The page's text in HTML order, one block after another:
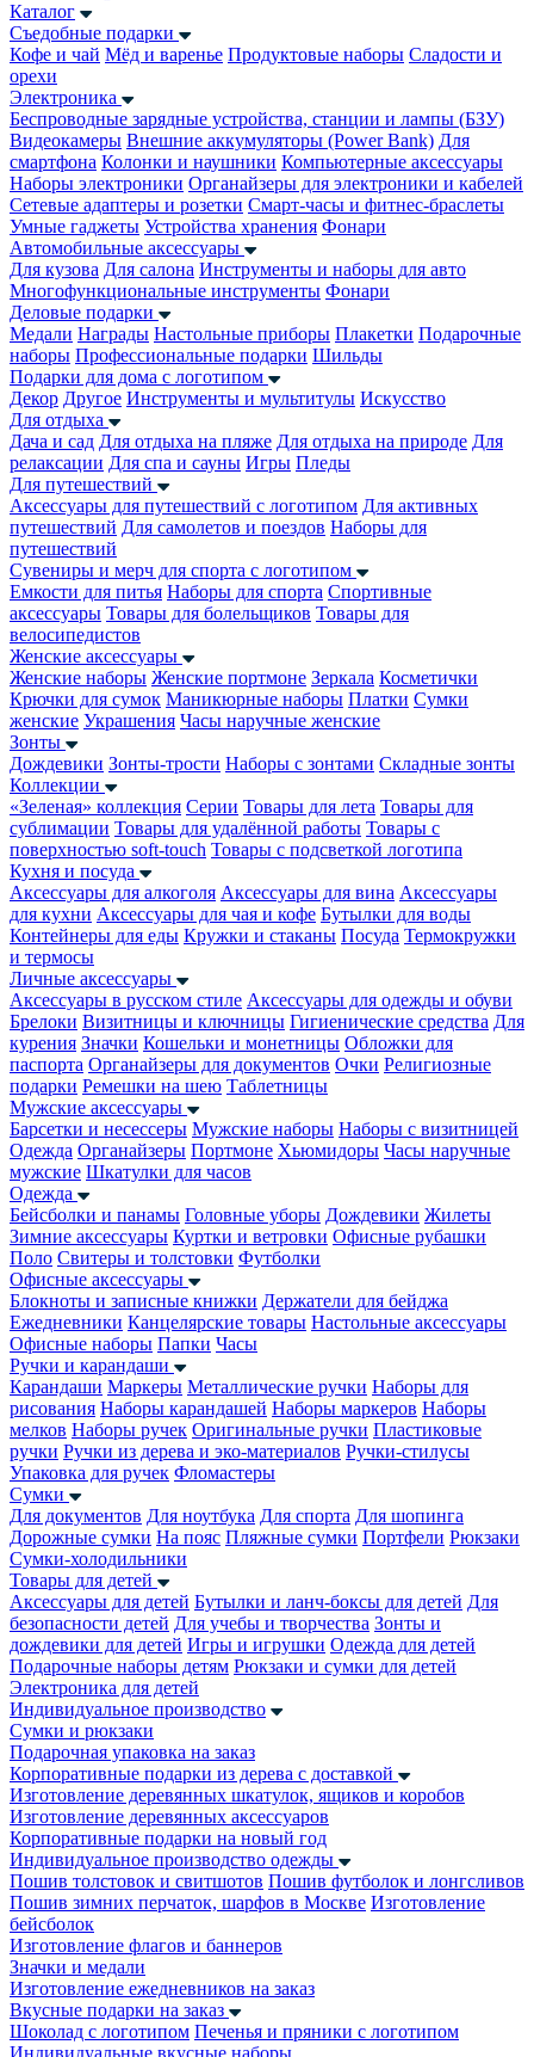
Каталог
Съедобные подарки
Кофе и чай Мёд и варенье Продуктовые наборы Сладости и
орехи
Электроника
Беспроводные зарядные устройства, станции и лампы (БЗУ)
Видеокамеры Внешние аккумуляторы (Power Bank) Для
смартфона Колонки и наушники Компьютерные аксессуары
Наборы электроники Органайзеры для электроники и кабелей
Сетевые адаптеры и розетки Смарт-часы и фитнес-браслеты
Умные гаджеты Устройства хранения Фонари
Автомобильные аксессуары
Для кузова Для салона Инструменты и наборы для авто
Многофункциональные инструменты Фонари
Деловые подарки
Медали Награды Настольные приборы Плакетки Подарочные
наборы Профессиональные подарки Шильды
Подарки для дома с логотипом
Декор Другое Инструменты и мультитулы Искусство
Для отдыха
Дача и сад Для отдыха на пляже Для отдыха на природе Для
релаксации Для спа и сауны Игры Пледы
Для путешествий
Аксессуары для путешествий с логотипом Для активных
путешествий Для самолетов и поездов Наборы для
путешествий
Сувениры и мерч для спорта с логотипом
Емкости для питья Наборы для спорта Спортивные
аксессуары Товары для болельщиков Товары для
велосипедистов
Женские аксессуары
Женские наборы Женские портмоне Зеркала Косметички
Крючки для сумок Маникюрные наборы Платки Сумки
женские Украшения Часы наручные женские
Зонты
Дождевики Зонты-трости Наборы с зонтами Складные зонты
Коллекции
«Зеленая» коллекция Серии Товары для лета Товары для
сублимации Товары для удалённой работы Товары с
поверхностью soft-touch Товары с подсветкой логотипа
Кухня и посуда
Аксессуары для алкоголя Аксессуары для вина Аксессуары
для кухни Аксессуары для чая и кофе Бутылки для воды
Контейнеры для еды Кружки и стаканы Посуда Термокружки
и термосы
Личные аксессуары
Аксессуары в русском стиле Аксессуары для одежды и обуви
Брелоки Визитницы и ключницы Гигиенические средства Для
курения Значки Кошельки и монетницы Обложки для
паспорта Органайзеры для документов Очки Религиозные
подарки Ремешки на шею Таблетницы
Мужские аксессуары
Барсетки и несессеры Мужские наборы Наборы с визитницей
Одежда Органайзеры Портмоне Хьюмидоры Часы наручные
мужские Шкатулки для часов
Одежда
Бейсболки и панамы Головные уборы Дождевики Жилеты
Зимние аксессуары Куртки и ветровки Офисные рубашки
Поло Свитеры и толстовки Футболки
Офисные аксессуары
Блокноты и записные книжки Держатели для бейджа
Ежедневники Канцелярские товары Настольные аксессуары
Офисные наборы Папки Часы
Ручки и карандаши
Карандаши Маркеры Металлические ручки Наборы для
рисования Наборы карандашей Наборы маркеров Наборы
мелков Наборы ручек Оригинальные ручки Пластиковые
ручки Ручки из дерева и эко-материалов Ручки-стилусы
Упаковка для ручек Фломастеры
Сумки
Для документов Для ноутбука Для спорта Для шопинга
Дорожные сумки На пояс Пляжные сумки Портфели Рюкзаки
Сумки-холодильники
Товары для детей
Аксессуары для детей Бутылки и ланч-боксы для детей Для
безопасности детей Для учебы и творчества Зонты и
дождевики для детей Игры и игрушки Одежда для детей
Подарочные наборы детям Рюкзаки и сумки для детей
Электроника для детей
Индивидуальное производство
Сумки и рюкзаки
Подарочная упаковка на заказ
Корпоративные подарки из дерева с доставкой
Изготовление деревянных шкатулок, ящиков и коробов
Изготовление деревянных аксессуаров
Корпоративные подарки на новый год
Индивидуальное производство одежды
Пошив толстовок и свитшотов Пошив футболок и лонгсливов
Пошив зимних перчаток, шарфов в Москве Изготовление
бейсболок
Изготовление флагов и баннеров
Значки и медали
Изготовление ежедневников на заказ
Вкусные подарки на заказ
Шоколад с логотипом Печенья и пряники с логотипом
Индивидуальные вкусные наборы